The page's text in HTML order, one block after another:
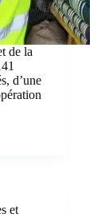
de la
d’une
et